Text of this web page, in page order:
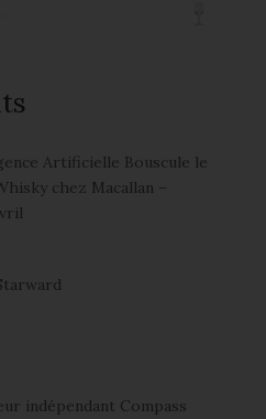
Artificielle Bouscule le
chez Macallan –
indépendant Compass